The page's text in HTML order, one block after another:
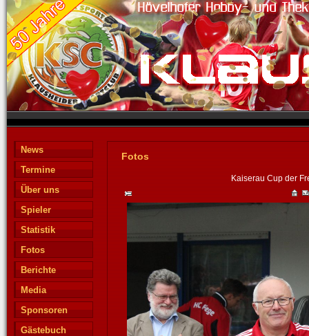
News
Termine
Über uns
Spieler
Statistik
Fotos
Berichte
Media
Sponsoren
Gästebuch
Fotos
Kaiserau Cup der